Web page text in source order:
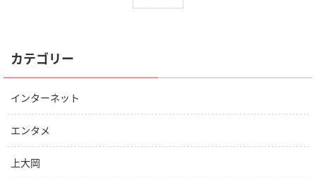
カテゴリー
インターネット
エンタメ
上大岡